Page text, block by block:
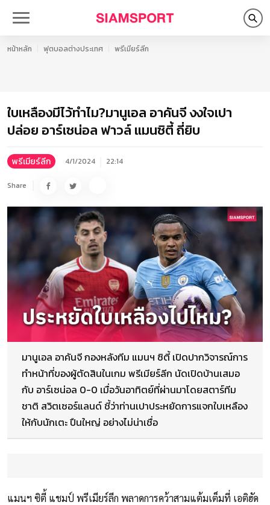
หน้าหลัก ฟุตบอลต่างประเทศ พรีเมียร์ลีก
ใบเหลืองมีไว้ทำไม?มานูเอล อาคันจี งงใจเปา
ปล่อย อาร์เซน่อล ฟาวล์ แมนซิตี้ ถี่ยิบ
พรีเมียร์ลีก 4/1/2024 22:14
Share
มานูเอล อาคันจี กองหลังทีม แมนฯ ซิตี้ เปิดปากวิจารณ์การ
ทำหน้าที่ของผู้ตัดสินในเกม พรีเมียร์ลีก นัดเปิดบ้านเสมอ
กับ อาร์เซน่อล 0-0 เมื่อวันอาทิตย์ที่ผ่านมาโดยสตาร์ทีม
ชาติ สวิตเซอร์แลนด์ ชี้ว่าท่านเปาประหยัดการแจกใบเหลือง
ให้กับนักเตะ ปืนใหญ่ อย่างไม่น่าเชื่อ
แมนฯ ซิตี้ แชมป์ พรีเมียร์ลีก พลาดการคว้าสามแต้มเต็มที่ เอติฮัด